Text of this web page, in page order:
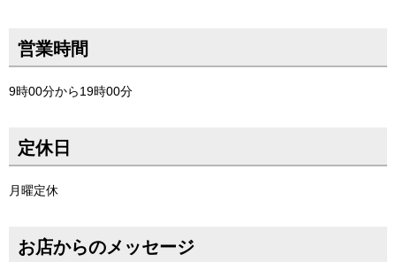
営業時間
9時00分から19時00分
定休日
月曜定休
お店からのメッセージ